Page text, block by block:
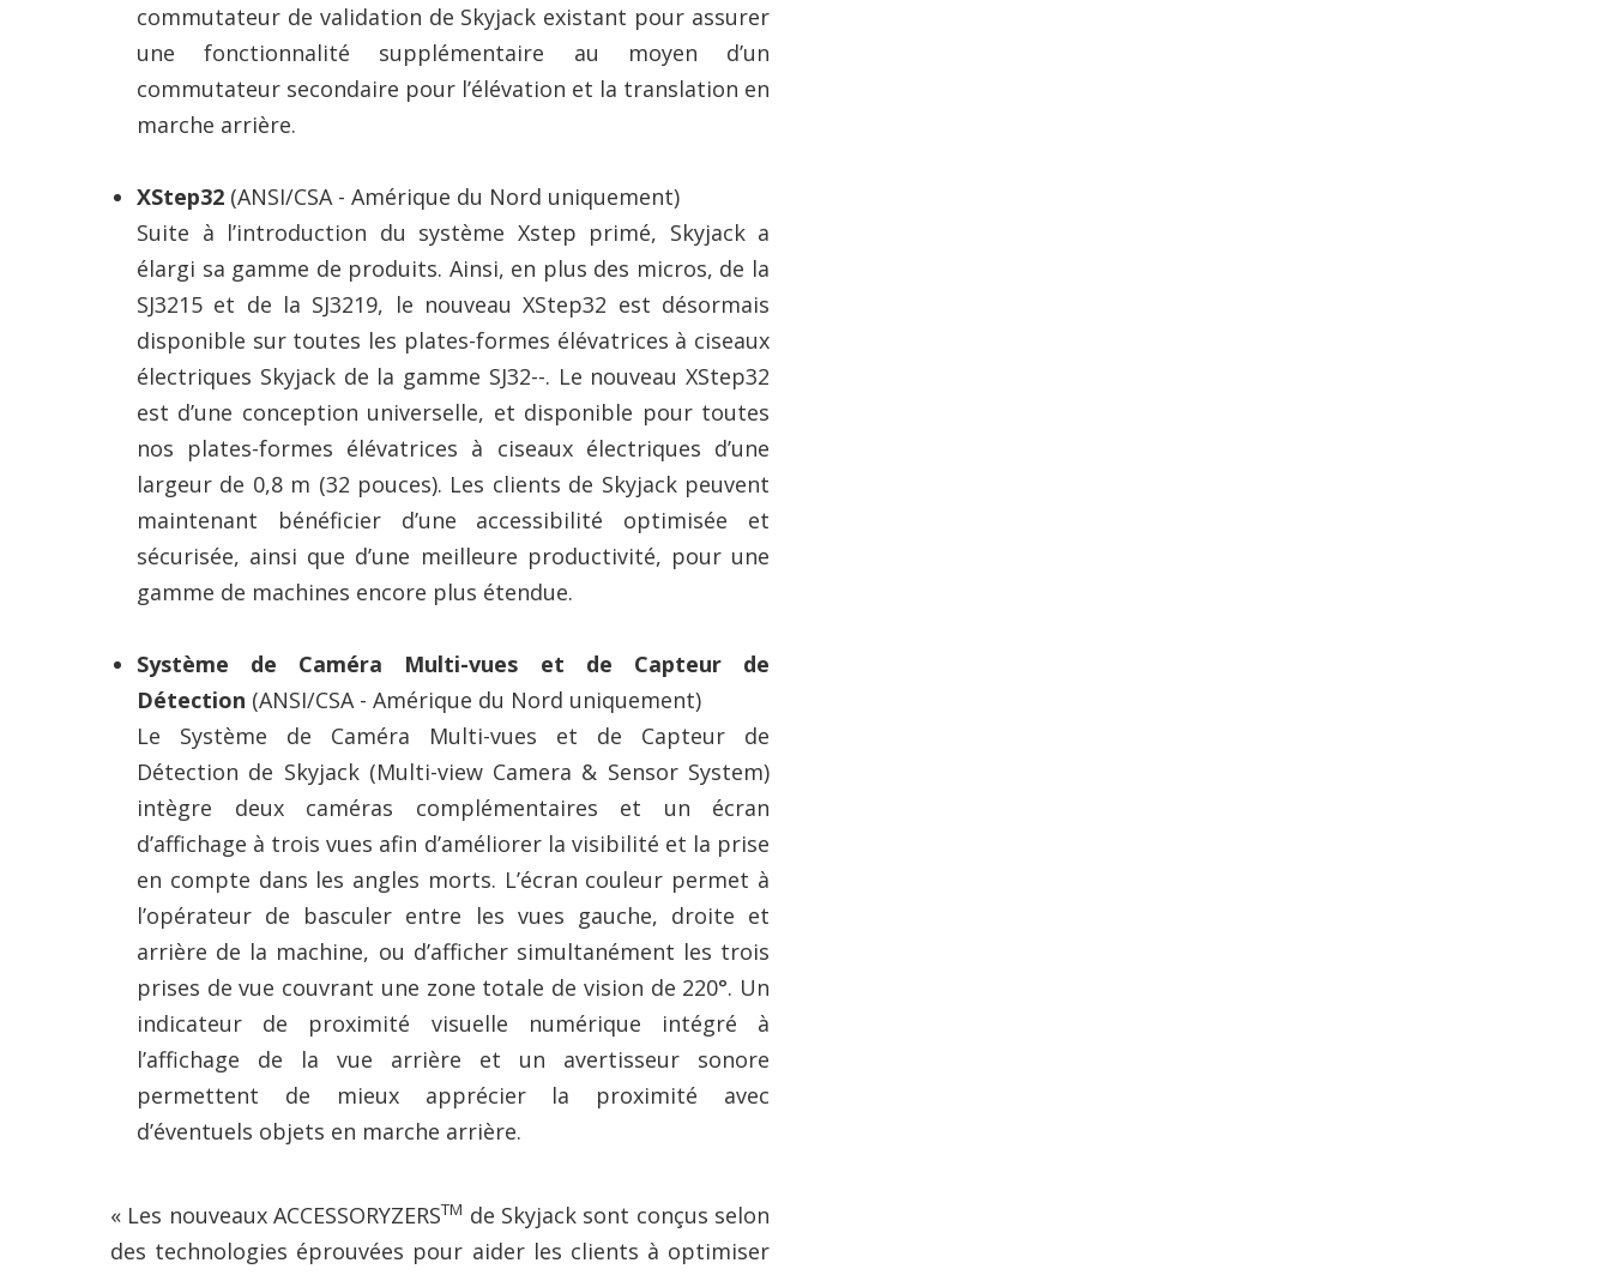
commutateur de validation de Skyjack existant pour assurer
une fonctionnalité supplémentaire au moyen d’un
commutateur secondaire pour l’élévation et la translation en
marche arrière.
XStep32 (ANSI/CSA - Amérique du Nord uniquement)
Suite à l’introduction du système Xstep primé, Skyjack a
élargi sa gamme de produits. Ainsi, en plus des micros, de la
SJ3215 et de la SJ3219, le nouveau XStep32 est désormais
disponible sur toutes les plates-formes élévatrices à ciseaux
électriques Skyjack de la gamme SJ32--. Le nouveau XStep32
est d’une conception universelle, et disponible pour toutes
nos plates-formes élévatrices à ciseaux électriques d’une
largeur de 0,8 m (32 pouces). Les clients de Skyjack peuvent
maintenant bénéficier d’une accessibilité optimisée et
sécurisée, ainsi que d’une meilleure productivité, pour une
gamme de machines encore plus étendue.
Système de Caméra Multi-vues et de Capteur de
Détection (ANSI/CSA - Amérique du Nord uniquement)
Le Système de Caméra Multi-vues et de Capteur de
Détection de Skyjack (Multi-view Camera & Sensor System)
intègre deux caméras complémentaires et un écran
d’affichage à trois vues afin d’améliorer la visibilité et la prise
en compte dans les angles morts. L’écran couleur permet à
l’opérateur de basculer entre les vues gauche, droite et
arrière de la machine, ou d’afficher simultanément les trois
prises de vue couvrant une zone totale de vision de 220°. Un
indicateur de proximité visuelle numérique intégré à
l’affichage de la vue arrière et un avertisseur sonore
permettent de mieux apprécier la proximité avec
d’éventuels objets en marche arrière.
« Les nouveaux ACCESSORYZERSTM de Skyjack sont conçus selon
des technologies éprouvées pour aider les clients à optimiser